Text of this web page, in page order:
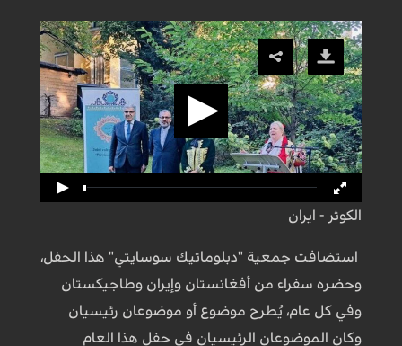
الكوثر - ايران
استضافت جمعية "دبلوماتيك سوسايتي" هذا الحفل،
وحضره سفراء من أفغانستان وإيران وطاجيكستان
وفي كل عام، يُطرح موضوع أو موضوعان رئيسيان
وكان الموضوعان الرئيسيان في حفل هذا العام